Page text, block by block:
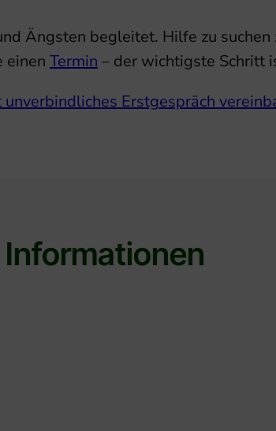
Ängsten begleitet. Hilfe zu
einen Termin– der wichtigste Schritt
unverbindliches Erstgespräch